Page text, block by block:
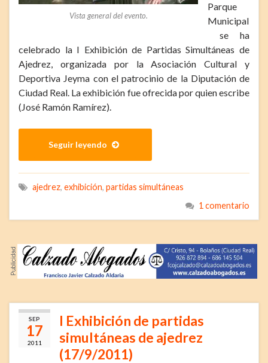
Vista general del evento.
Parque
Municipal
se ha
celebrado la I Exhibición de Partidas Simultáneas de
Ajedrez, organizada por la Asociación Cultural y
Deportiva Jeyma con el patrocinio de la Diputación de
Ciudad Real. La exhibición fue ofrecida por quien escribe
(José Ramón Ramírez).
Seguir leyendo
ajedrez, exhibición, partidas simultáneas
1 comentario
SEP
17
2011
I Exhibición de partidas
simultáneas de ajedrez
(17/9/2011)